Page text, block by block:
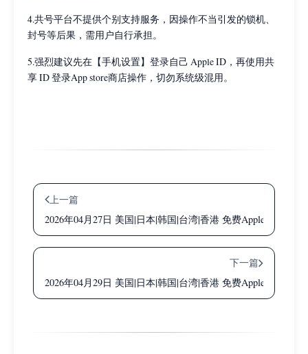
4.共号平台不提供个别支持服务，因操作不当引发的锁机、
封号等后果，需用户自行承担。
5.强烈建议先在【手机设置】登录自己 Apple ID，再使用共
享 ID 登录App store商店操作，切勿系统级混用。
上一篇
2026年04月27日 美国|日本|韩国|台湾|香港 免费Apple ID共享
下一篇
2026年04月29日 美国|日本|韩国|台湾|香港 免费Apple ID共享